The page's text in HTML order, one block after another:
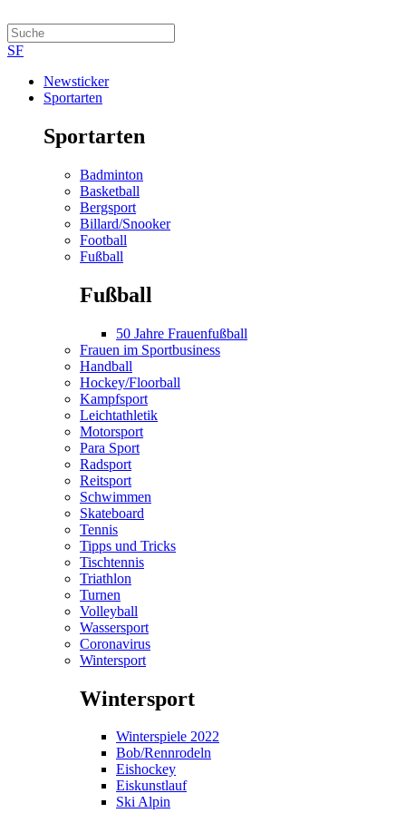
SF
Newsticker
Sportarten
Sportarten
Badminton
Basketball
Bergsport
Billard/Snooker
Football
Fußball
Fußball
50 Jahre Frauenfußball
Frauen im Sportbusiness
Handball
Hockey/Floorball
Kampfsport
Leichtathletik
Motorsport
Para Sport
Radsport
Reitsport
Schwimmen
Skateboard
Tennis
Tipps und Tricks
Tischtennis
Triathlon
Turnen
Volleyball
Wassersport
Coronavirus
Wintersport
Wintersport
Winterspiele 2022
Bob/Rennrodeln
Eishockey
Eiskunstlauf
Ski Alpin